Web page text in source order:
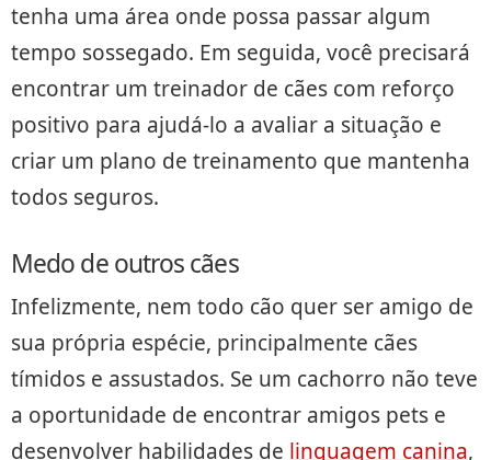
tenha uma área onde possa passar algum
tempo sossegado. Em seguida, você precisará
encontrar um treinador de cães com reforço
positivo para ajudá-lo a avaliar a situação e
criar um plano de treinamento que mantenha
todos seguros.
Medo de outros cães
Infelizmente, nem todo cão quer ser amigo de
sua própria espécie, principalmente cães
tímidos e assustados. Se um cachorro não teve
a oportunidade de encontrar amigos pets e
desenvolver habilidades de linguagem canina,